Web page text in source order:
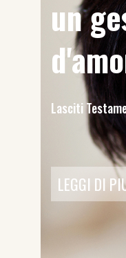
un
Lasciti
LEGGI DI